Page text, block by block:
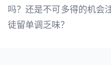
吗？还是不可多得的机会
徒留单调乏味？